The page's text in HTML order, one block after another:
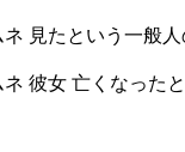
見たという一般
彼女 亡くなった